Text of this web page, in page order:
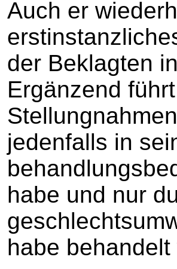
Auch er
der Beklagten
Ergänzend
jedenfalls in
habe und nur
habe